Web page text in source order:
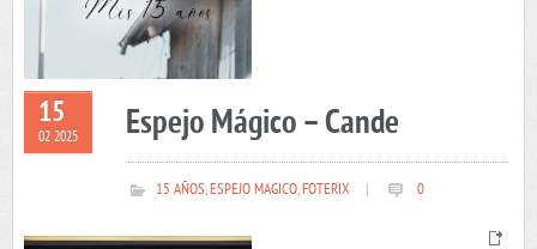
15
02 2025 Espejo Mágico – Cande
15 AÑOS,ESPEJO MAGICO,FOTERIX 0